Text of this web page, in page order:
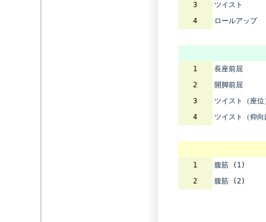
3
ツイスト
4
ロールアップ
1
長座前屈
2
開脚前屈
3
ツイスト（座位
4
ツイスト（仰向
1
腹筋 (1)
2
腹筋 (2)